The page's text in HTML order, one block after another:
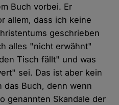
Buch vorbei. Er
allem, dass ich keine
geschrieben
alles "nicht erwähnt"
Tisch fällt" und was
sei. Das ist aber kein
das Buch, denn wenn
genannten Skandale der